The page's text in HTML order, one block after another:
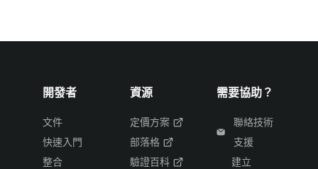
開發者
文件
快速入門
整合
資源
定價方案
部落格
驗證百科
需要協助？
聯絡技術
支援
建立